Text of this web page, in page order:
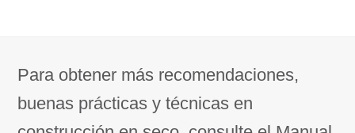
Para obtener más recomendaciones,
buenas prácticas y técnicas en